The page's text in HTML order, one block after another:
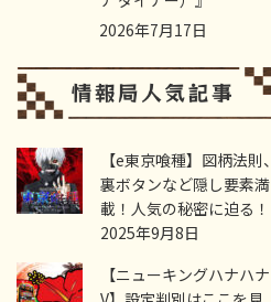
2026年7月17日
【e東京喰種】図柄法則、
裏ボタンなど隠し要素満
載！人気の秘密に迫る！
2025年9月8日
【ニューキングハナハナ